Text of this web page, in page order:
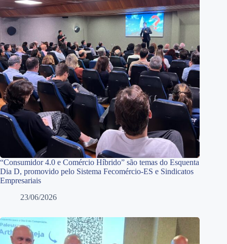
“Consumidor 4.0 e Comércio Híbrido” são temas do Esquenta
Dia D, promovido pelo Sistema Fecomércio-ES e Sindicatos
Empresariais
23/06/2026